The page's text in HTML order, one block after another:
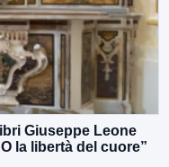
Giuseppe Leone
la libertà del cuore”